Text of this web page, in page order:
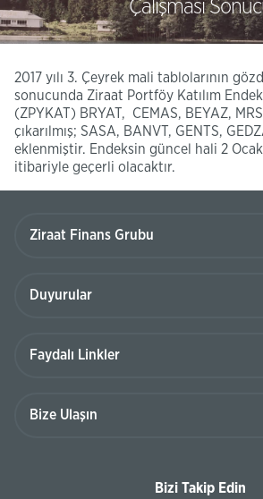
Çalışması
2017 yılı 3. Çeyrek mali tablolarının
sonucunda Ziraat Portföy Katılım
(ZPYKAT) BRYAT, CEMAS, BEYAZ,
çıkarılmış; SASA, BANVT, GENTS,
eklenmiştir. Endeksin güncel hali 2
itibariyle geçerli olacaktır.
Bizi Takip Edin